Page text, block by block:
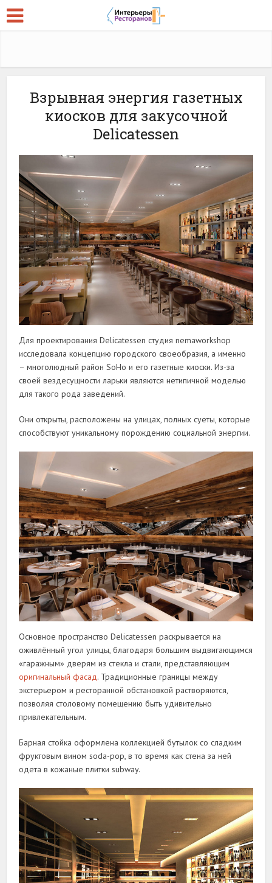
Взрывная энергия газетных
киосков для закусочной
Delicatessen
Для проектирования Delicatessen студия nemaworkshop
исследовала концепцию городского своеобразия, а именно
– многолюдный район SoHo и его газетные киоски. Из-за
своей вездесущности ларьки являются нетипичной моделью
для такого рода заведений.
Они открыты, расположены на улицах, полных суеты, которые
способствуют уникальному порождению социальной энергии.
Основное пространство Delicatessen раскрывается на
оживлённый угол улицы, благодаря большим выдвигающимся
«гаражным» дверям из стекла и стали, представляющим
оригинальный фасад. Традиционные границы между
экстерьером и ресторанной обстановкой растворяются,
позволяя столовому помещению быть удивительно
привлекательным.
Барная стойка оформлена коллекцией бутылок со сладким
фруктовым вином soda-pop, в то время как стена за ней
одета в кожаные плитки subway.